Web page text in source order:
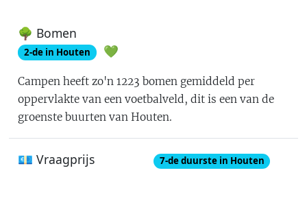
🌳 Bomen
2-de in Houten 💚
Campen heeft zo'n1223 bomen gemiddeld per
oppervlakte van een voetbalveld, dit iseen van de
groenste buurten van Houten.
💶 Vraagprijs 7-deduurste in Houten